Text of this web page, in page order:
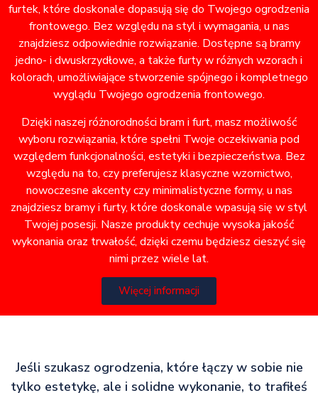
furtek, które doskonale dopasują się do Twojego ogrodzenia
frontowego. Bez względu na styl i wymagania, u nas
znajdziesz odpowiednie rozwiązanie. Dostępne są bramy
jedno- i dwuskrzydłowe, a także furty w różnych wzorach i
kolorach, umożliwiające stworzenie spójnego i kompletnego
wyglądu Twojego ogrodzenia frontowego.
Dzięki naszej różnorodności bram i furt, masz możliwość
wyboru rozwiązania, które spełni Twoje oczekiwania pod
względem funkcjonalności, estetyki i bezpieczeństwa. Bez
względu na to, czy preferujesz klasyczne wzornictwo,
nowoczesne akcenty czy minimalistyczne formy, u nas
znajdziesz bramy i furty, które doskonale wpasują się w styl
Twojej posesji. Nasze produkty cechuje wysoka jakość
wykonania oraz trwałość, dzięki czemu będziesz cieszyć się
nimi przez wiele lat.
Więcej informacji
Jeśli szukasz ogrodzenia, które łączy w sobie nie
tylko estetykę, ale i solidne wykonanie, to trafiłeś